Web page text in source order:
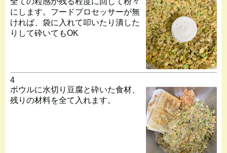
にします。フードプロセッサーが無
ければ、袋に入れて叩いたり潰した
りして砕いてもOK
4
ボウルに水切り豆腐と砕いた食材、
残りの材料を全て入れます。